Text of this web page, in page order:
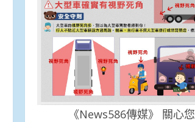
《News586傳媒》 關心您